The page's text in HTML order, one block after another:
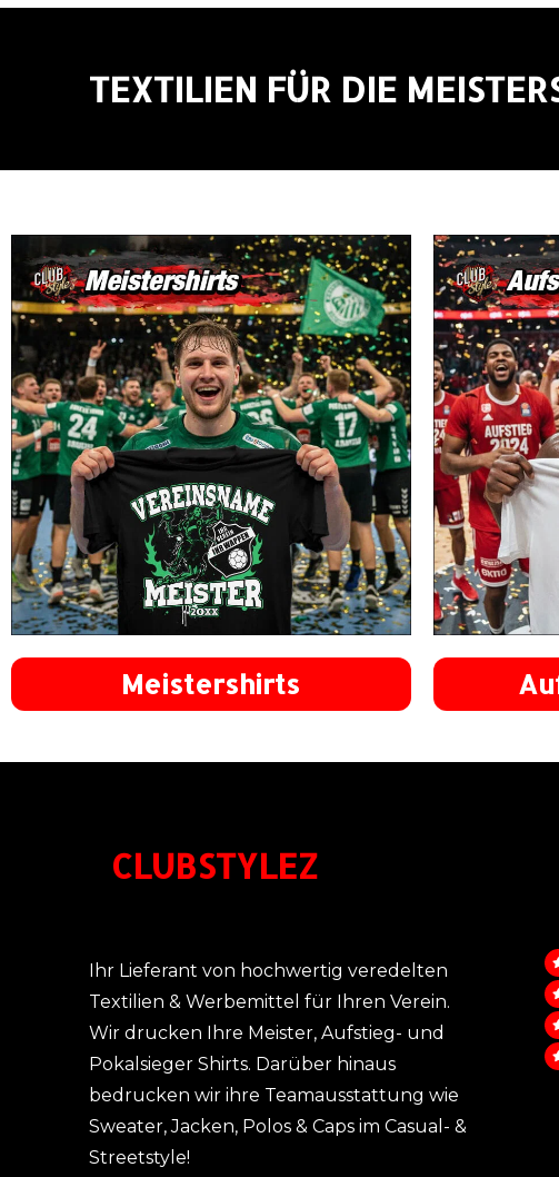
TEXTILIEN FÜR DIE
Meistershirts
CLUBSTYLEZ
Ihr Lieferant von hochwertig veredelten
Textilien & Werbemittel für Ihren Verein.
Wir drucken Ihre Meister, Aufstieg- und
Pokalsieger Shirts. Darüber hinaus
bedrucken wir ihre Teamausstattung wie
Sweater, Jacken, Polos & Caps im Casual- &
Streetstyle!